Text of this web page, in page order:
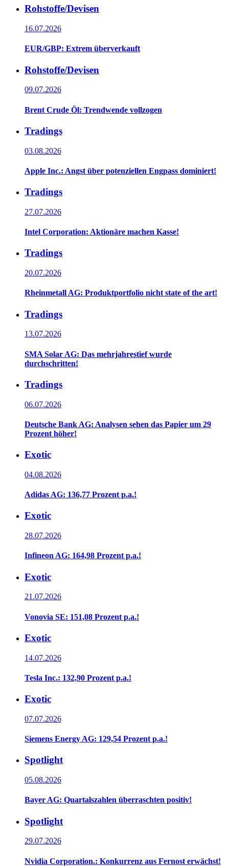
Rohstoffe/Devisen
16.07.2026
EUR/GBP: Extrem überverkauft
Rohstoffe/Devisen
09.07.2026
Brent Crude Öl: Trendwende vollzogen
Tradings
03.08.2026
Apple Inc.: Angst über potenziellen Engpass dominiert!
Tradings
27.07.2026
Intel Corporation: Aktionäre machen Kasse!
Tradings
20.07.2026
Rheinmetall AG: Produktportfolio nicht state of the art!
Tradings
13.07.2026
SMA Solar AG: Das mehrjahrestief wurde
durchschritten!
Tradings
06.07.2026
Deutsche Bank AG: Analysen sehen das Papier um 29
Prozent höher!
Exotic
04.08.2026
Adidas AG: 136,77 Prozent p.a.!
Exotic
28.07.2026
Infineon AG: 164,98 Prozent p.a.!
Exotic
21.07.2026
Vonovia SE: 151,08 Prozent p.a.!
Exotic
14.07.2026
Tesla Inc.: 132,90 Prozent p.a.!
Exotic
07.07.2026
Siemens Energy AG: 129,54 Prozent p.a.!
Spotlight
05.08.2026
Bayer AG: Quartalszahlen überraschten positiv!
Spotlight
29.07.2026
Nvidia Corporation.: Konkurrenz aus Fernost erwächst!